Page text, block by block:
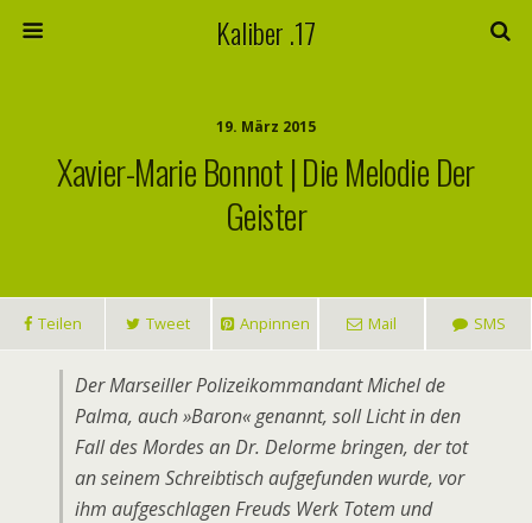
Kaliber .17
19. März 2015
Xavier-Marie Bonnot | Die Melodie Der
Geister
Teilen Tweet Anpinnen Mail SMS
Der Marseiller Polizeikommandant Michel de
Palma, auch »Baron« genannt, soll Licht in den
Fall des Mordes an Dr. Delorme bringen, der tot
an seinem Schreibtisch aufgefunden wurde, vor
ihm aufgeschlagen Freuds Werk Totem und